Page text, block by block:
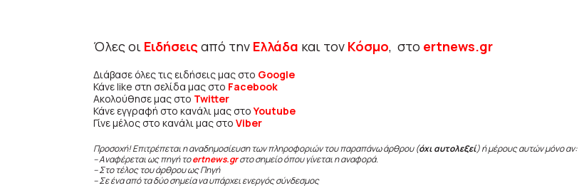
Όλες οι Ειδήσεις από την Ελλάδα και τον Κόσμο, στο ertnews.gr
Διάβασε όλες τις ειδήσεις μας στο Google
Κάνε like στη σελίδα μας στο Facebook
Ακολούθησε μας στο Twitter
Κάνε εγγραφή στο κανάλι μας στοYoutube
Γίνε μέλος στο κανάλι μας στο Viber
Προσοχή! Επιτρέπεται η αναδημοσίευση των πληροφοριών του παραπάνω άρθρου (όχι αυτολεξεί) ή μέρους αυτών μόνο αν:
– Αναφέρεται ως πηγή τοertnews.gr στο σημείο όπου γίνεται η αναφορά.
– Στο τέλος του άρθρου ως Πηγή
– Σε ένα από τα δύο σημεία να υπάρχει ενεργός σύνδεσμος